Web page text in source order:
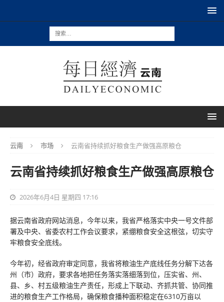
云南 市场 云南省持续抓好粮食生产做强高原粮仓
云南省持续抓好粮食生产做强高原粮仓
2026年6月4日 星期四 17:16
据云南省政府网站消息，今年以来，我省严格落实中央一号文件部
署及中央、省委农村工作会议要求，紧绷粮食安全这根弦，切实守
牢粮食安全底线。
今年初，经省政府审定同意，我省将粮油生产底线任务分解下达各
州（市）政府，要求各地把任务落实落细落到位，压实省、州、
县、乡、村五级粮油生产责任，形成上下联动、齐抓共管、协同推
进的粮食生产工作格局，确保粮食播种面积稳定在6310万亩以